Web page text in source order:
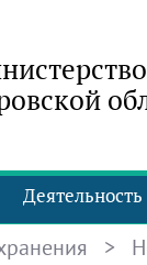
Деятельность
>